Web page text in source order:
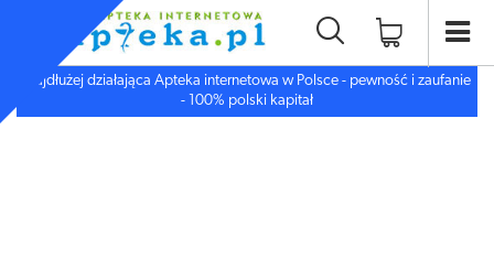
Najdłużej działająca Apteka internetowa w Polsce - pewność i zaufanie
- 100% polski kapitał